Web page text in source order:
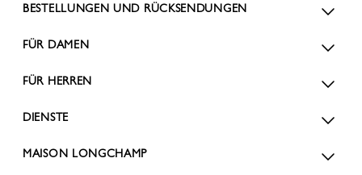
BESTELLUNGEN UND RÜCKSENDUNGEN
FÜR DAMEN
FÜR HERREN
DIENSTE
MAISON LONGCHAMP